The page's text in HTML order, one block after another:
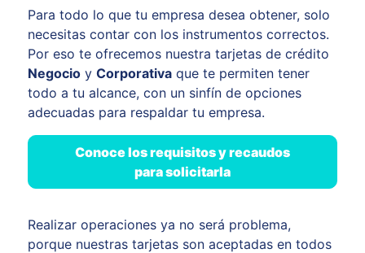
Para todo lo que tu empresa desea obtener, solo
necesitas contar con los instrumentos correctos.
Por eso te ofrecemos nuestra tarjetas de crédito
Negocioy Corporativaque te permiten tener
todo a tu alcance, con un sinfín de opciones
adecuadas para respaldar tu empresa.
Conocelos requisitos y recaudos
para solicitarla
Realizar operaciones ya no será problema,
porque nuestras tarjetas son aceptadas en todos